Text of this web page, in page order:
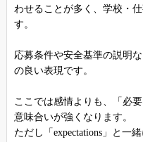
わせることが多く、学校・
す。
応募条件や安全基準の説明
の良い表現です。
ここでは感情よりも、「必
意味合いが強くなります。
ただし「expectations」と一